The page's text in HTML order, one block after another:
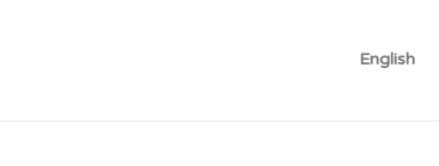
English